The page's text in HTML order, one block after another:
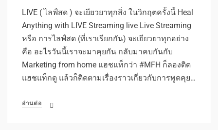
LIVE ( ไลฟ์สด ) จะเยียวยาทุกสิ่ง ในวิกฤตครั้งนี้ Heal
Anything with LIVE Streaming live Live Streaming
หรือ การไลฟ์สด (ที่เราเรียกกัน) จะเยียวยาทุกอย่าง
คือ อะไรวันนี้เราจะมาคุยกัน กลับมาคบกันกับ
Marketing from home แฮชแท็กว่า #MFH ก็ลองติด
แฮชแท็กดู แล้วก็ติดตามเรื่องราวเกี่ยวกับการพูดคุย…
อ่านต่อ